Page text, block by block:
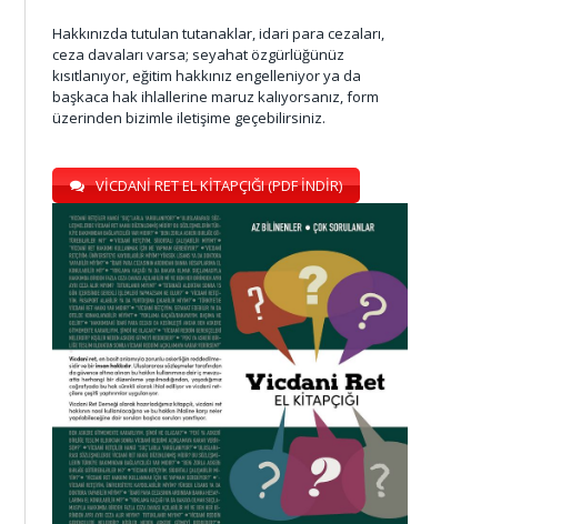
Hakkınızda tutulan tutanaklar, idari para cezaları,
ceza davaları varsa; seyahat özgürlüğünüz
kısıtlanıyor, eğitim hakkınız engelleniyor ya da
başkaca hak ihlallerine maruz kalıyorsanız, form
üzerinden bizimle iletişime geçebilirsiniz.
VİCDANİ RET EL KİTAPÇIĞI (PDF İNDİR)